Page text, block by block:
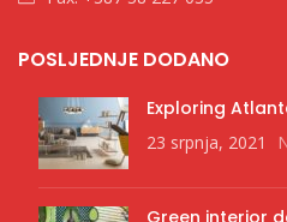
POSLJEDNJE DODANO
Exploring
23 srpnja, 2021